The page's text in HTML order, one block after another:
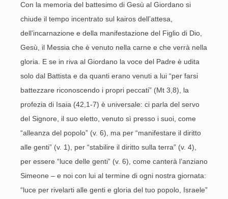
Con la memoria del battesimo di Gesù al Giordano si
chiude il tempo incentrato sul kairos dell’attesa,
dell’incarnazione e della manifestazione del Figlio di Dio,
Gesù, il Messia che è venuto nella carne e che verrà nella
gloria. E se in riva al Giordano la voce del Padre è udita
solo dal Battista e da quanti erano venuti a lui “per farsi
battezzare riconoscendo i propri peccati” (Mt 3,8), la
profezia di Isaia (42,1-7) è universale: ci parla del servo
del Signore, il suo eletto, venuto sì presso i suoi, come
“alleanza del popolo” (v. 6), ma per “manifestare il diritto
alle genti” (v. 1), per “stabilire il diritto sulla terra” (v. 4),
per essere “luce delle genti” (v. 6), come canterà l’anziano
Simeone – e noi con lui al termine di ogni nostra giornata:
“luce per rivelarti alle genti e gloria del tuo popolo, Israele”